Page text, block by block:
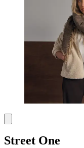
Street One